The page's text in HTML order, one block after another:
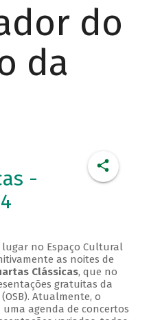
do
da
-
no Espaço Cultural
as noites de
Clássicas, que no
gratuitas da
Atualmente, o
agenda de concertos